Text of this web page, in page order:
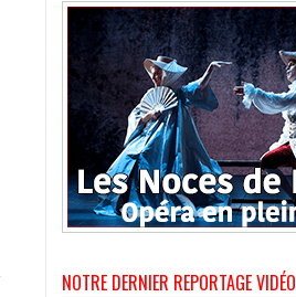
NOTRE DERNIER REPORTAGE VIDÉO